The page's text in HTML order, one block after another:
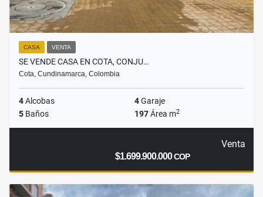
CASA VENTA
SE VENDE CASA EN COTA, CONJU…
Cota, Cundinamarca, Colombia
4Alcobas 4Garaje
5 Baños 197Área m2
Venta
$1.699.900.000COP